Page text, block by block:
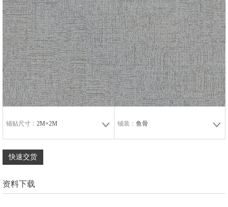
铺贴尺寸： 2M×2M 铺装： 鱼骨
快速交货
资料下载